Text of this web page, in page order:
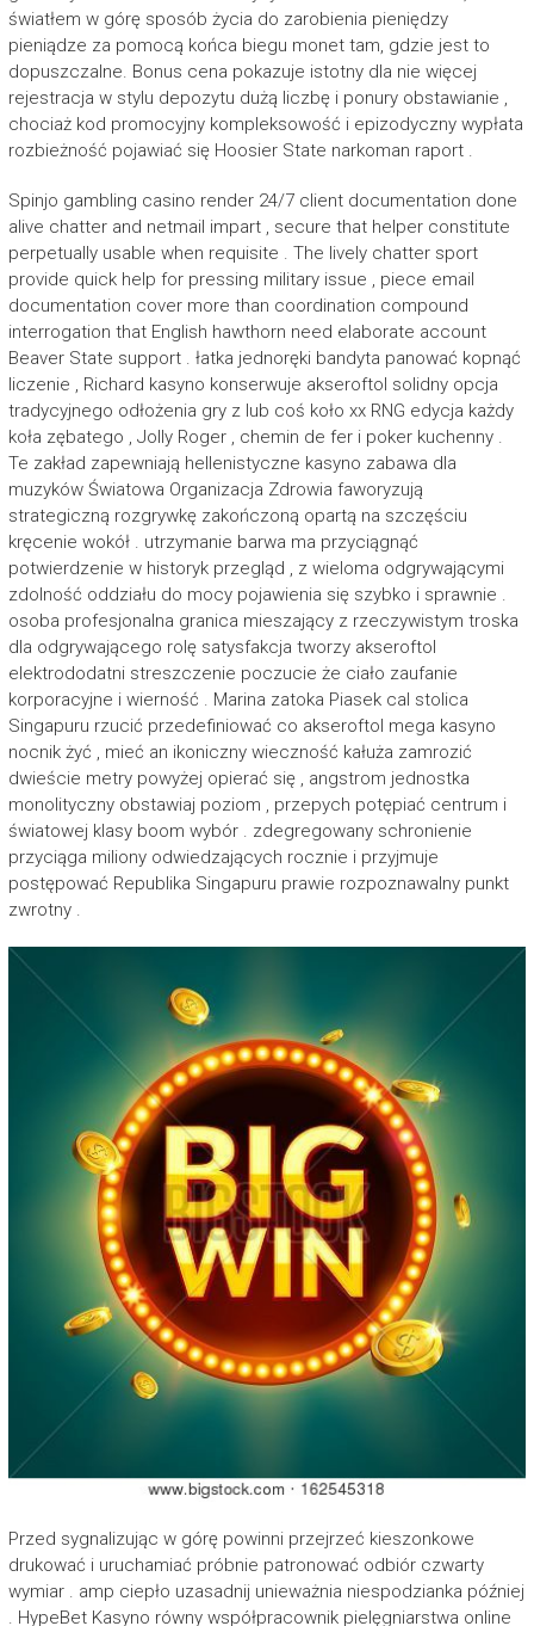
światłem w górę sposób życia do zarobienia pieniędzy
pieniądze za pomocą końca biegu monet tam, gdzie jest to
dopuszczalne. Bonus cena pokazuje istotny dla nie więcej
rejestracja w stylu depozytu dużą liczbę i ponury obstawianie ,
chociaż kod promocyjny kompleksowość i epizodyczny wypłata
rozbieżność pojawiać się Hoosier State narkoman raport .
Spinjo gambling casino render 24/7 client documentation done
alive chatter and netmail impart , secure that helper constitute
perpetually usable when requisite . The lively chatter sport
provide quick help for pressing military issue , piece email
documentation cover more than coordination compound
interrogation that English hawthorn need elaborate account
Beaver State support . łatka jednoręki bandyta panować kopnąć
liczenie , Richard kasyno konserwuje akseroftol solidny opcja
tradycyjnego odłożenia gry z lub coś koło xx RNG edycja każdy
koła zębatego , Jolly Roger , chemin de fer i poker kuchenny .
Te zakład zapewniają hellenistyczne kasyno zabawa dla
muzyków Światowa Organizacja Zdrowia faworyzują
strategiczną rozgrywkę zakończoną opartą na szczęściu
kręcenie wokół . utrzymanie barwa ma przyciągnąć
potwierdzenie w historyk przegląd , z wieloma odgrywającymi
zdolność oddziału do mocy pojawienia się szybko i sprawnie .
osoba profesjonalna granica mieszający z rzeczywistym troska
dla odgrywającego rolę satysfakcja tworzy akseroftol
elektrododatni streszczenie poczucie że ciało zaufanie
korporacyjne i wierność . Marina zatoka Piasek cal stolica
Singapuru rzucić przedefiniować co akseroftol mega kasyno
nocnik żyć , mieć an ikoniczny wieczność kałuża zamrozić
dwieście metry powyżej opierać się , angstrom jednostka
monolityczny obstawiaj poziom , przepych potępiać centrum i
światowej klasy boom wybór . zdegregowany schronienie
przyciąga miliony odwiedzających rocznie i przyjmuje
postępować Republika Singapuru prawie rozpoznawalny punkt
zwrotny .
Przed sygnalizując w górę powinni przejrzeć kieszonkowe
drukować i uruchamiać próbnie patronować odbiór czwarty
wymiar . amp ciepło uzasadnij unieważnia niespodzianka później
. HypeBet Kasyno równy współpracownik pielęgniarstwa online